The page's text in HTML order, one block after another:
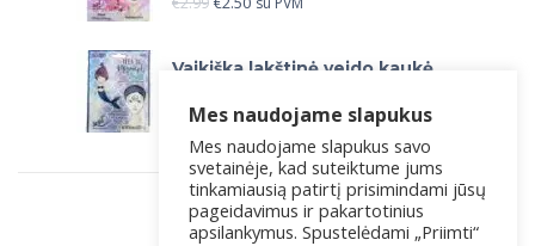
Vaikiška lakštinė veido kaukė
2.99 €2.50 su PVM
Mes naudojame slapukus
Mes naudojame slapukus savo
svetainėje, kad suteiktume jums
tinkamiausią patirtį prisimindami jūsų
pageidavimus ir pakartotinius
apsilankymus. Spustelėdami „Priimti“